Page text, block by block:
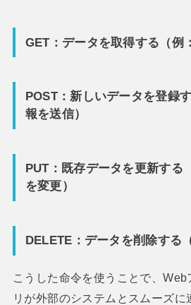
GET：データを取得する（例
POST：新しいデータを登録
報を送信）
PUT：既存データを更新する
を変更）
DELETE：データを削除する
こうした命令を使うことで、
リが外部のシステムとスムーズに